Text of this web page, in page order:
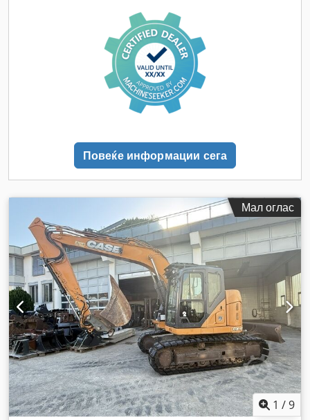
Повеќе информации сега
Мал оглас
1 /9